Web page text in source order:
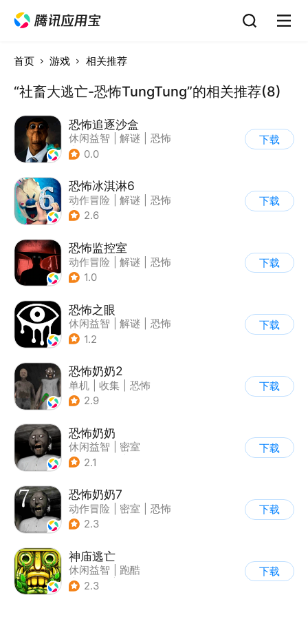
首页 游戏 相关推荐
“社畜大逃亡-恐怖TungTung”的相关推荐(8)
恐怖追逐沙盒
休闲益智 解谜
恐怖
| 暗黑
0.0
下载
恐怖冰淇淋6
动作冒险 解谜
恐怖
| 暗黑
2.6
下载
恐怖监控室
动作冒险 解谜
恐怖
| 剧情
1.0
下载
恐怖之眼
休闲益智 解谜
恐怖
| 单机
1.2
下载
恐怖奶奶2
单机 收集
恐怖
| 恐怖奶奶
2.9
下载
恐怖奶奶
休闲益智
密室
| 恐怖奶奶
2.1
下载
恐怖奶奶7
动作冒险 密室
恐怖
| 恐怖奶奶
2.3
下载
神庙逃亡
休闲益智
跑酷
| 欧美风
2.3
下载